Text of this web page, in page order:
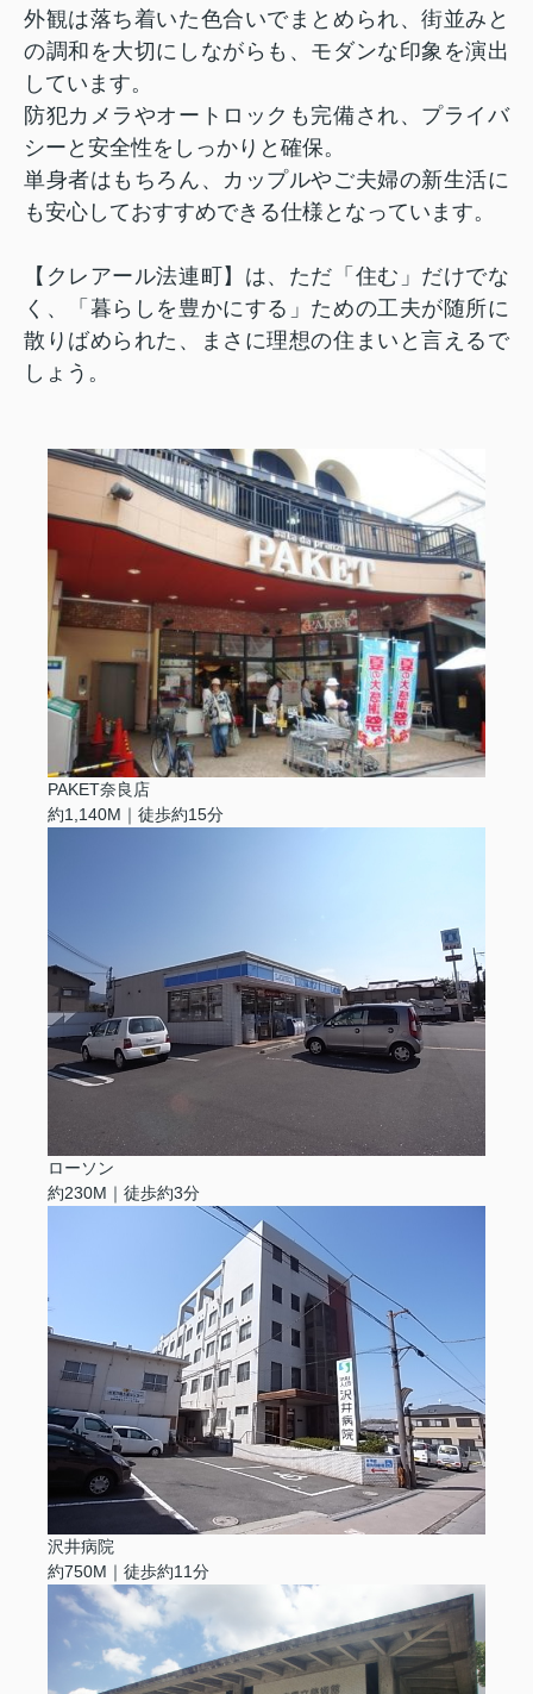
外観は落ち着いた色合いでまとめられ、街並みと
の調和を大切にしながらも、モダンな印象を演出
しています。
防犯カメラやオートロックも完備され、プライバ
シーと安全性をしっかりと確保。
単身者はもちろん、カップルやご夫婦の新生活に
も安心しておすすめできる仕様となっています。
【クレアール法連町】は、ただ「住む」だけでな
く、「暮らしを豊かにする」ための工夫が随所に
散りばめられた、まさに理想の住まいと言えるで
しょう。
PAKET奈良店
約1,140M｜徒歩約15分
ローソン
約230M｜徒歩約3分
沢井病院
約750M｜徒歩約11分